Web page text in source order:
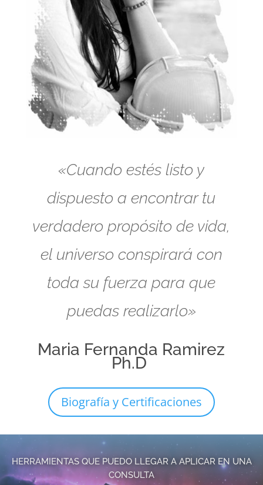
«Cuando estés listo y
dispuesto a encontrar tu
verdadero propósito de vida,
el universo conspirará con
toda su fuerza para que
puedas realizarlo»
Maria Fernanda Ramirez
Ph.D
Biografía y Certificaciones
HERRAMIENTAS QUE PUEDO LLEGAR A APLICAR EN UNA
CONSULTA